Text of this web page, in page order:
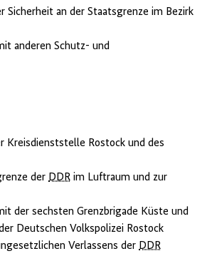
Sicherheit an der Staatsgrenze im Bezirk
anderen Schutz- und
Kreisdienststelle Rostock und des
der DDR im Luftraum und zur
der sechsten Grenzbrigade Küste und
Deutschen Volkspolizei Rostock
Verlassens der DDR